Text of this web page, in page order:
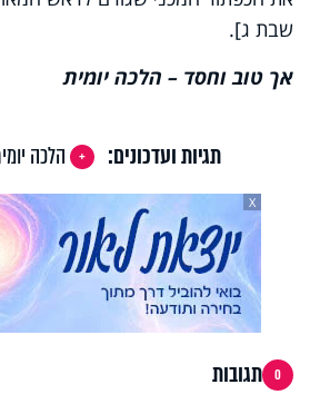
שבת ג].
אך טוב וחסד – הלכה יומית
תגיות ועדכונים: הלכה
X
0 תגובות